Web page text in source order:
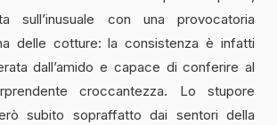
sull’inusuale con una provocatoria
delle cotture: la consistenza è infatti
dall’amido e capace di conferire al
croccantezza. Lo stupore
subito sopraffatto dai sentori della